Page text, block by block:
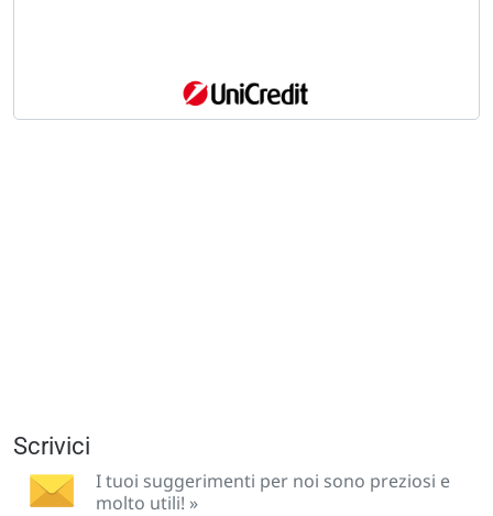
Scrivici
I tuoi suggerimenti per noi sono preziosi e
molto utili! »